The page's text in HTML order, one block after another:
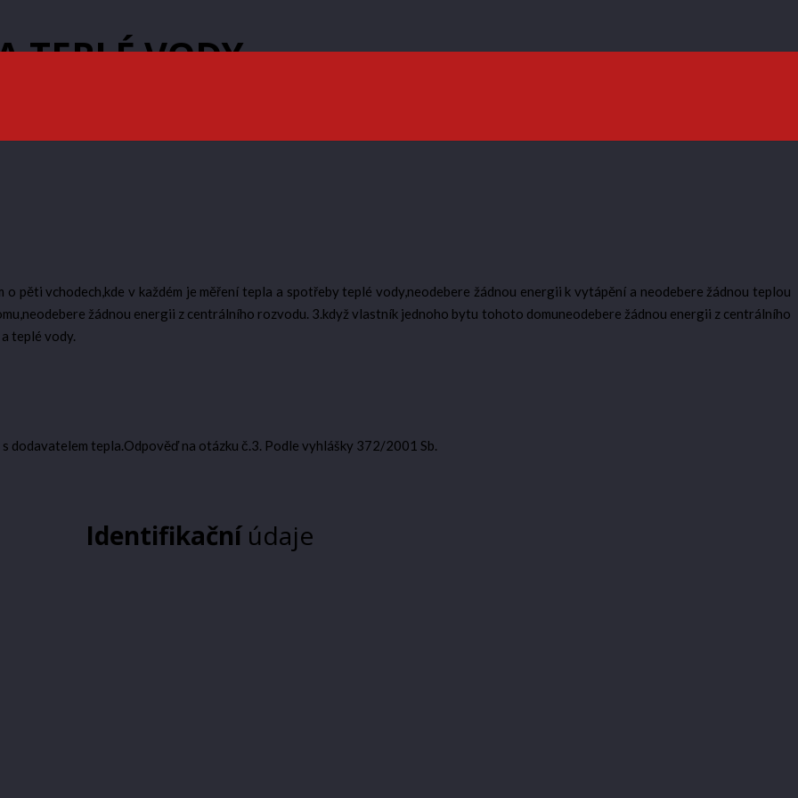
TEPLÉ VODY
pěti vchodech,kde v každém je měření tepla a spotřeby teplé vody,neodebere žádnou energii k vytápění a neodebere žádnou teplou
žádnou energii z centrálního rozvodu. 3.když vlastník jednoho bytu tohoto domuneodebere žádnou energii z centrálního
teplé vody.
dodavatelem tepla.Odpověď na otázku č.3. Podle vyhlášky 372/2001 Sb.
Identifikačníúdaje